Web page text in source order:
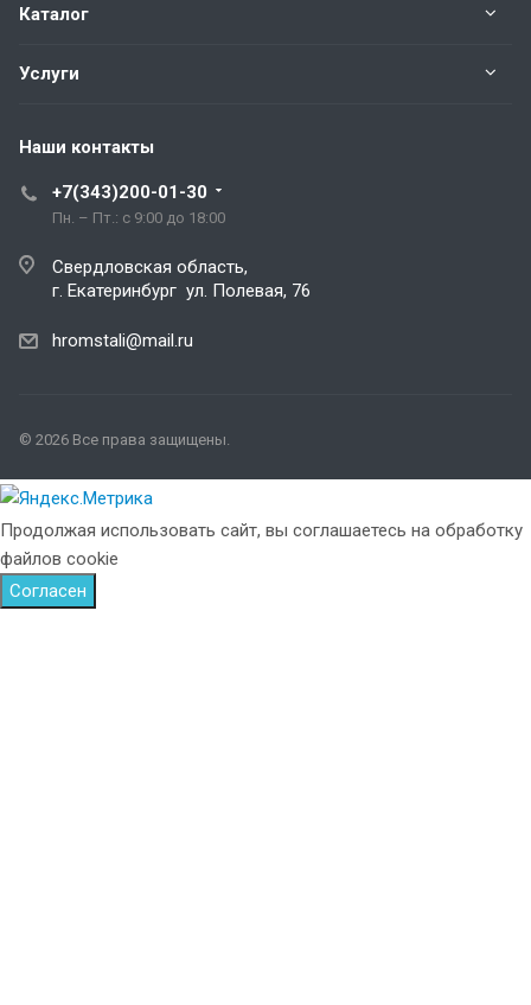
Каталог
Услуги
Наши контакты
+7(343)200-01-30
Пн. – Пт.: с 9:00 до 18:00
Свердловская область,
г. Екатеринбург ул. Полевая, 76
hromstali@mail.ru
© 2026 Все права защищены.
Продолжая использовать сайт, вы соглашаетесь на обработку
файлов cookie
Согласен